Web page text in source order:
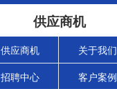
供应商机
供应商机 关于我们
招聘中心 客户案例